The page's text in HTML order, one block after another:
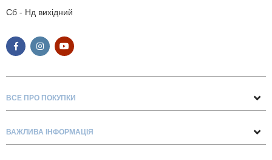
Сб - Нд вихідний
ВСЕ ПРО ПОКУПКИ
Про нас
ВАЖЛИВА ІНФОРМАЦІЯ